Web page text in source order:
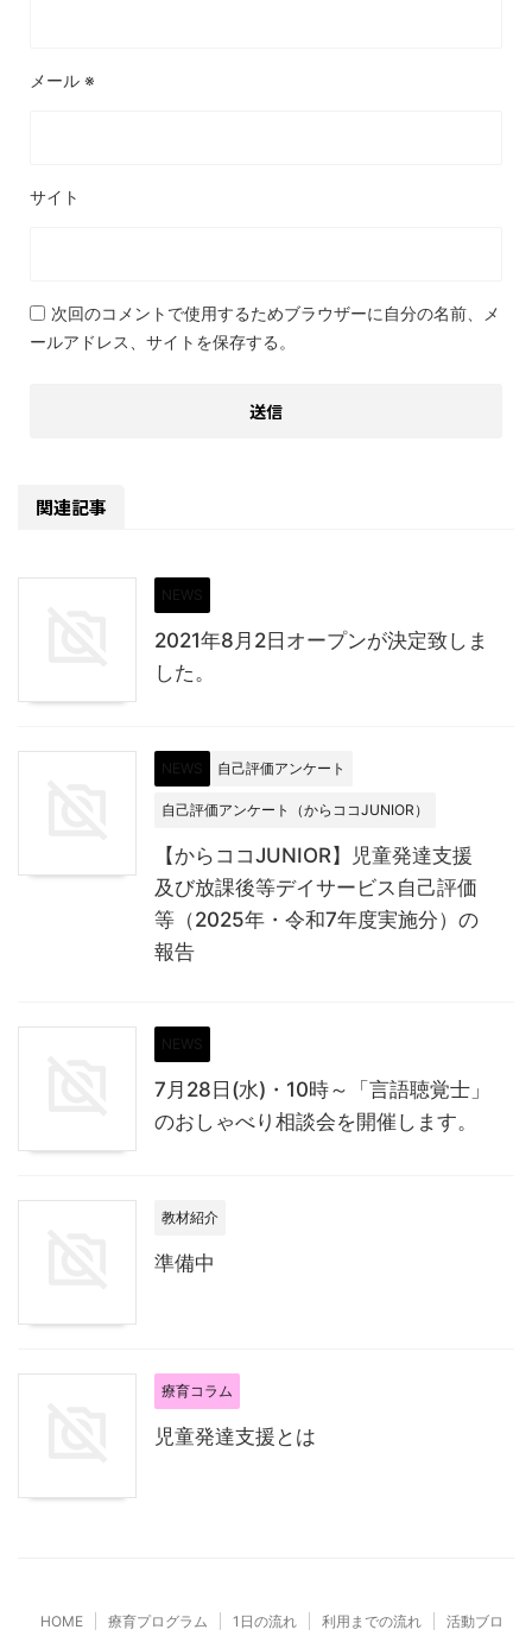
メール ※
サイト
次回のコメントで使用するためブラウザーに自分の名前、メ
ールアドレス、サイトを保存する。
関連記事
NEWS
2021年8月2日オープンが決定致しま
した。
NEWS 自己評価アンケート
自己評価アンケート（からココJUNIOR）
【からココJUNIOR】児童発達支援
及び放課後等デイサービス自己評価
等（2025年・令和7年度実施分）の
報告
NEWS
7月28日(水)・10時～「言語聴覚士」
のおしゃべり相談会を開催します。
教材紹介
準備中
療育コラム
児童発達支援とは
HOME 療育プログラム 1日の流れ 利用までの流れ 活動ブロ